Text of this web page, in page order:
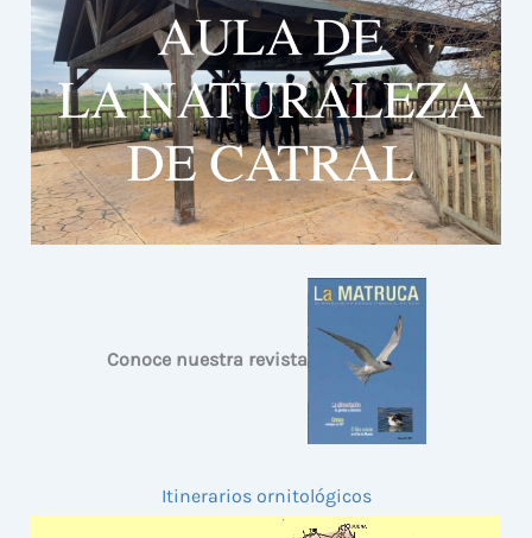
Conoce nuestra revista
Itinerarios ornitológicos